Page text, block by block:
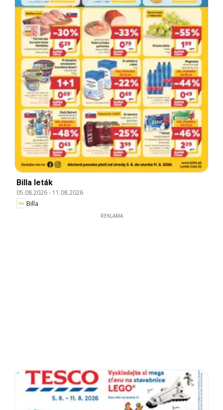
Billa leták
05.08.2026- 11.08.2026
Billa
REKLAMA